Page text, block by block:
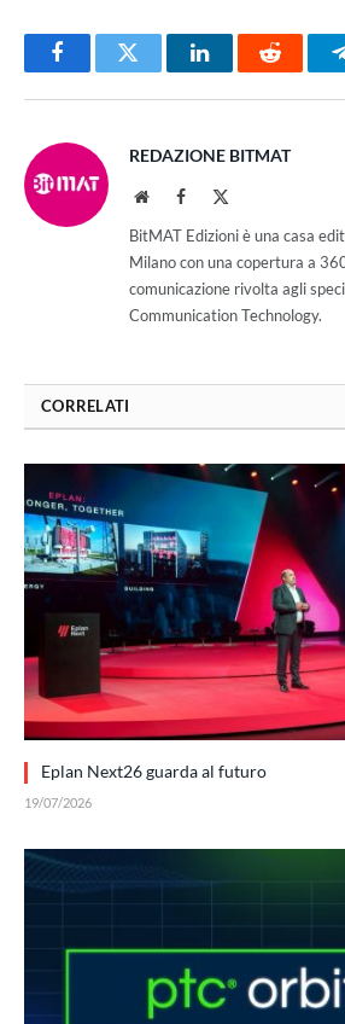
FacebookTwitter LinkedInReddit
REDAZIONE BITMAT
WebsiteFacebook
BitMAT Edizioni è una casa
Milano con una copertura a
comunicazione rivolta agli
Communication Technology.
CORRELATI
Eplan Next26 guarda al futuro
19/07/2026